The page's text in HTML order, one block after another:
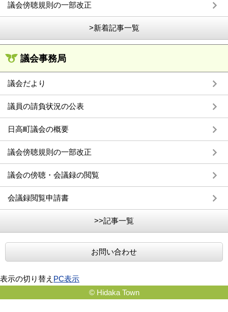
議会傍聴規則の一部改正
>新着記事一覧
議会事務局
議会だより
議員の請負状況の公表
日高町議会の概要
議会傍聴規則の一部改正
議会の傍聴・会議録の閲覧
会議録閲覧申請書
>>記事一覧
お問い合わせ
表示の切り替え PC表示
© Hidaka Town